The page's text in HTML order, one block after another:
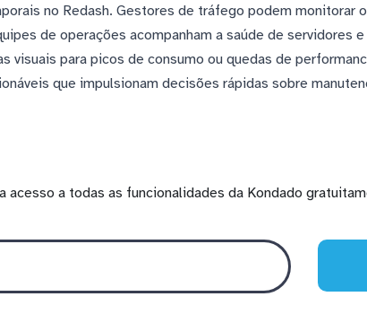
no Redash. Gestores de tráfego podem monitorar
de operações acompanham a saúde de
visuais para picos de consumo ou quedas de
que impulsionam decisões rápidas sobre
acesso a todas as funcionalidades da Kondado